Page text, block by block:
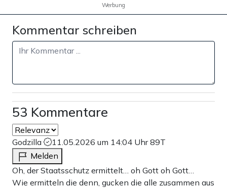
Werbung
Kommentar schreiben
53 Kommentare
Godzilla 11.05.2026 um 14:04 Uhr89T
Melden
Oh, der Staatsschutz ermittelt… oh Gott oh Gott…
Wie ermitteln die denn, gucken die alle zusammen aus